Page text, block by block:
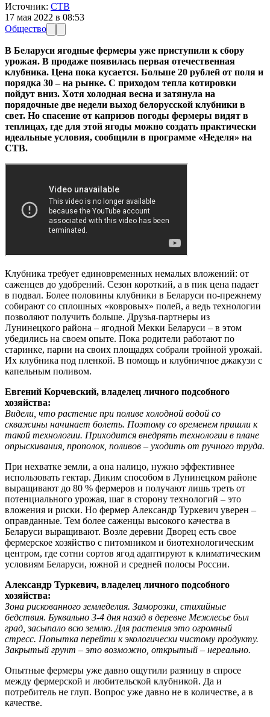
Источник: СТВ
17 мая 2022 в 08:53
Общество
В Беларуси ягодные фермеры уже приступили к сбору
урожая. В продаже появилась первая отечественная
клубника. Цена пока кусается. Больше 20 рублей от поля и
порядка 30 – на рынке. С приходом тепла котировки
пойдут вниз. Хотя холодная весна и затянула на
порядочные две недели выход белорусской клубники в
свет. Но спасение от капризов погоды фермеры видят в
теплицах, где для этой ягоды можно создать практически
идеальные условия, сообщили в программе «Неделя» на
СТВ.
Клубника требует единовременных немалых вложений: от
саженцев до удобрений. Сезон короткий, а в пик цена падает
в подвал. Более половины клубники в Беларуси по-прежнему
собирают со сплошных «ковровых» полей, а ведь технологии
позволяют получить больше. Друзья-партнеры из
Лунинецкого района – ягодной Мекки Беларуси – в этом
убедились на своем опыте. Пока родители работают по
старинке, парни на своих площадях собрали тройной урожай.
Их клубника под пленкой. В помощь и клубничное джакузи с
капельным поливом.
Евгений Корчевский, владелец личного подсобного
хозяйства:
Видели, что растение при поливе холодной водой со
скважины начинает болеть. Поэтому со временем пришли к
такой технологии. Приходится внедрять технологии в плане
опрыскивания, прополок, поливов – уходить от ручного труда.
При нехватке земли, а она налицо, нужно эффективнее
использовать гектар. Диким способом в Лунинецком районе
выращивают до 80 % фермеров и получают лишь треть от
потенциального урожая, шаг в сторону технологий – это
вложения и риски. Но фермер Александр Туркевич уверен –
оправданные. Тем более саженцы высокого качества в
Беларуси выращивают. Возле деревни Дворец есть свое
фермерское хозяйство с питомником и биотехнологическим
центром, где сотни сортов ягод адаптируют к климатическим
условиям Беларуси, южной и средней полосы России.
Александр Туркевич, владелец личного подсобного
хозяйства:
Зона рискованного земледелия. Заморозки, стихийные
бедствия. Буквально 3-4 дня назад в деревне Межлесье был
град, засыпало всю землю. Для растения это огромный
стресс. Попытка перейти к экологически чистому продукту.
Закрытый грунт – это возможно, открытый – нереально.
Опытные фермеры уже давно ощутили разницу в спросе
между фермерской и любительской клубникой. Да и
потребитель не глуп. Вопрос уже давно не в количестве, а в
качестве.